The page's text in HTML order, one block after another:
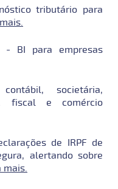
tributário para
- BI para empresas
societária,
fiscal e comércio
de IRPF de
alertando sobre
mais.